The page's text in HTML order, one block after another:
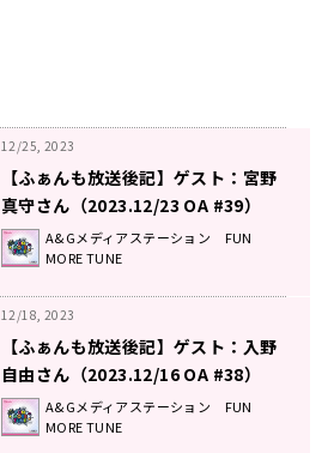
12/25, 2023
【ふぁんも放送後記】ゲスト：宮野
真守さん（2023.12/23 OA #39）
A&Gメディアステーション FUN
MORE TUNE
12/18, 2023
【ふぁんも放送後記】ゲスト：入野
自由さん（2023.12/16 OA #38）
A&Gメディアステーション FUN
MORE TUNE